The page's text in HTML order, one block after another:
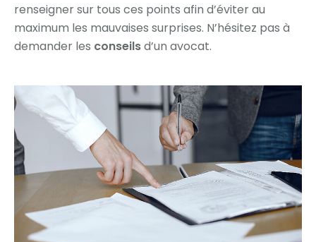
renseigner sur tous ces points afin d’éviter au
maximum les mauvaises surprises. N’hésitez pas à
demander les conseilsd’un avocat.